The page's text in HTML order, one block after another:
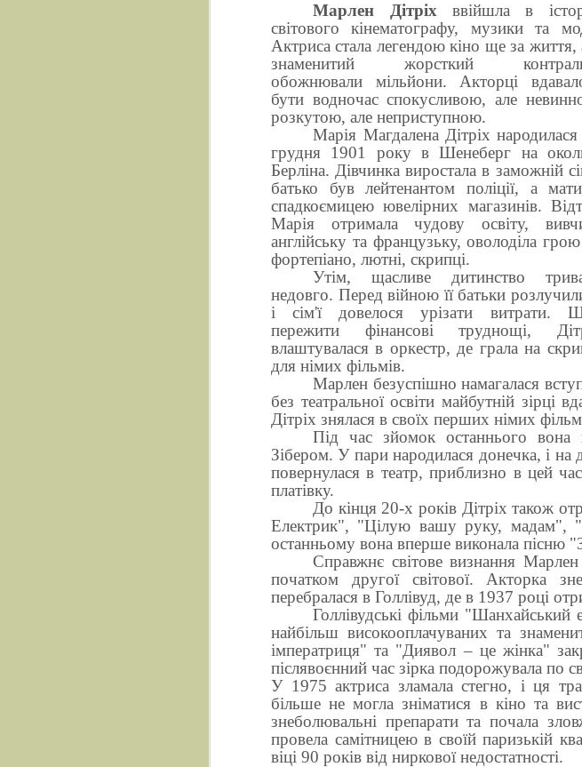
Марлен Дітріх ввійшла в
світового кінематографу, музики та
Актриса стала легендою кіно ще за життя,
знаменитий жорсткий
обожнювали мільйони. Акторці
бути водночас спокусливою, але
розкутою, але неприступною.
Марія Магдалена Дітріх
грудня 1901 року в Шенеберг на
Берліна. Дівчинка виростала в заможній
батько був лейтенантом поліції, а
спадкоємицею ювелірних магазинів.
Марія отримала чудову освіту,
англійську та французьку, оволоділа
фортепіано, лютні, скрипці.
Утім, щасливе дитинство
недовго. Перед війною її батьки
і сім'ї довелося урізати витрати.
пережити фінансові труднощі,
влаштувалася в оркестр, де грала на
для німих фільмів.
Марлен безуспішно намагалася
без театральної освіти майбутній зірці
Дітріх знялася в своїх перших німих
Під час зйомок останнього вона
Зібером. У пари народилася донечка, і
повернулася в театр, приблизно в цей
платівку.
До кінця 20-х років Дітріх також
Електрик", "Цілую вашу руку, мадам",
останньому вона вперше виконала пісню
Справжнє світове визнання
початком другої світової. Акторка
перебралася в Голлівуд, де в 1937 році
Голлівудські фільми
найбільш високооплачуваних та
імператриця" та "Диявол – це жінка"
післявоєнний час зірка подорожувала по
У 1975 актриса зламала стегно, і ця
більше не могла зніматися в кіно та
знеболювальні препарати та почала
провела самітницею в своїй паризькій
віці 90 років від ниркової недостатності.